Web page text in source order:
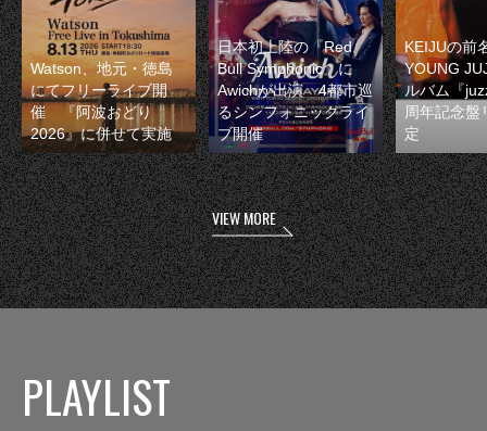
Watson、地元・徳島
にてフリーライブ開
催 『阿波おどり
2026』に併せて実施
日本初上陸の『Red
Bull Symphonic』に
Awichが出演 4都市巡
るシンフォニックライ
ブ開催
KEIJUの前
YOUNG
ルバム『
周年記念盤
定
VIEW MORE
PLAYLIST